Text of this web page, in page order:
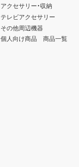
アクセサリー・収納
テレビアクセサリー
その他周辺機器
個人向け商品 商品一覧